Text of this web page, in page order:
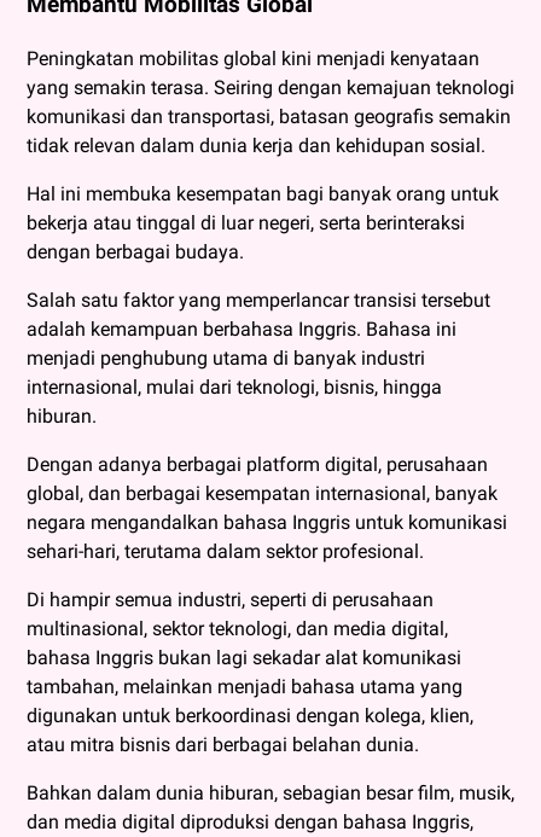
Peningkatan mobilitas global kini menjadi kenyataan
yang semakin terasa. Seiring dengan kemajuan teknologi
komunikasi dan transportasi, batasan geografis semakin
tidak relevan dalam dunia kerja dan kehidupan sosial.
Hal ini membuka kesempatan bagi banyak orang untuk
bekerja atau tinggal di luar negeri, serta berinteraksi
dengan berbagai budaya.
Salah satu faktor yang memperlancar transisi tersebut
adalah kemampuan berbahasa Inggris. Bahasa ini
menjadi penghubung utama di banyak industri
internasional, mulai dari teknologi, bisnis, hingga
hiburan.
Dengan adanya berbagai platform digital, perusahaan
global, dan berbagai kesempatan internasional, banyak
negara mengandalkan bahasa Inggris untuk komunikasi
sehari-hari, terutama dalam sektor profesional.
Di hampir semua industri, seperti di perusahaan
multinasional, sektor teknologi, dan media digital,
bahasa Inggris bukan lagi sekadar alat komunikasi
tambahan, melainkan menjadi bahasa utama yang
digunakan untuk berkoordinasi dengan kolega, klien,
atau mitra bisnis dari berbagai belahan dunia.
Bahkan dalam dunia hiburan, sebagian besar film, musik,
dan media digital diproduksi dengan bahasa Inggris,